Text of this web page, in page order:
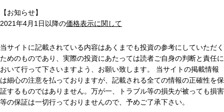
【お知らせ】
2021年4月1日以降の価格表示に関して
当サイトに記載されている内容はあくまでも投資の参考にしていただく
ためのものであり、実際の投資にあたっては読者ご自身の判断と責任に
おいて行って下さいますよう、お願い致します。 当サイトの掲載情報
は細心の注意を払っておりますが、記載される全ての情報の正確性を保
証するものではありません。万が一、トラブル等の損失が被っても損害
等の保証は一切行っておりませんので、予めご了承下さい。